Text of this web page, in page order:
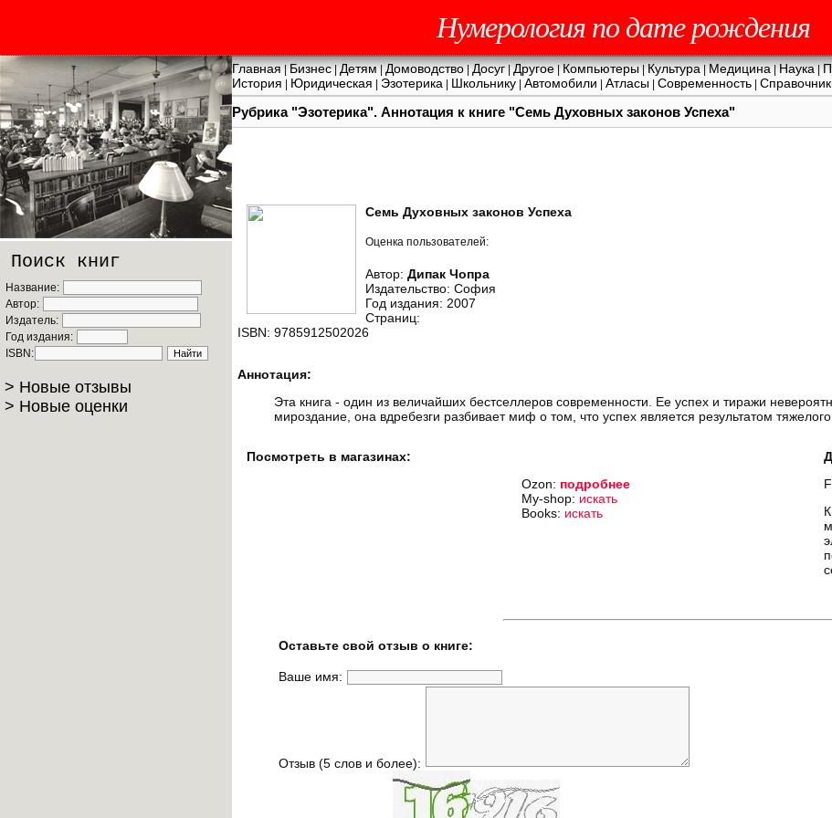
Нумерология по дате рождения
Главная|Бизнес|Детям|Домоводство|Досуг|Другое|Компьютеры|Культура|Медицина|Наука|
История Юридическая Эзотерика Школьнику Автомобили Атласы Современность
Рубрика "Эзотерика". Аннотация к книге "Семь Духовных законов Успеха"
Поиск книг
Название:
Автор:
Издатель:
Год издания:
ISBN:
> Новые отзывы
> Новые оценки
Семь Духовных законов Успеха
Оценка пользователей:
Автор: Дипак Чопра
Издательство: София
Год издания: 2007
Страниц:
ISBN: 9785912502026
Аннотация:
Эта книга - один из величайших бестселлеров современности. Ее успех и тиражи
мироздание, она вдребезги разбивает миф о том, что успех является результатом
Посмотреть в магазинах:
Ozon: подробнее
My-shop: искать
Books: искать
Оставьте свой отзыв о книге:
Ваше имя:
Отзыв (5 слов и более):